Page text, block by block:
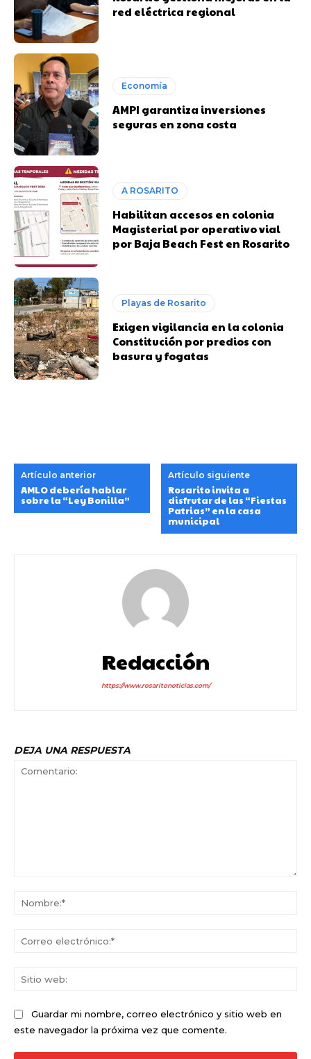
red eléctrica regional
Economía
AMPI garantiza inversiones
seguras en zona costa
A ROSARITO
Habilitan accesos en colonia
Magisterial por operativo vial
por Baja Beach Fest en Rosarito
Playas de Rosarito
Exigen vigilancia en la colonia
Constitución por predios con
basura y fogatas
Artículo anterior
AMLO debería hablar
sobre la “Ley Bonilla”
Artículo siguiente
Rosarito invita a
disfrutar de las “Fiestas
Patrias” en la casa
municipal
Redacción
https://www.rosaritonoticias.com/
DEJA UNA RESPUESTA
Guardar mi nombre, correo electrónico y sitio web en
este navegador la próxima vez que comente.